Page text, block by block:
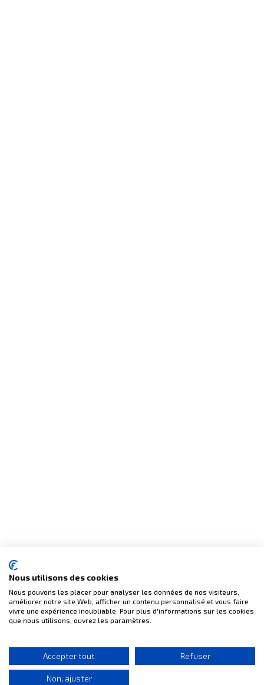
Nous utilisons des cookies
Nous pouvons les placer pour analyser les données de nos visiteurs,
améliorer notre site Web, afficher un contenu personnalisé et vous faire
vivre une expérience inoubliable. Pour plus d'informations sur les cookies
que nous utilisons, ouvrez les paramètres.
Accepter tout Refuser
Non, ajuster